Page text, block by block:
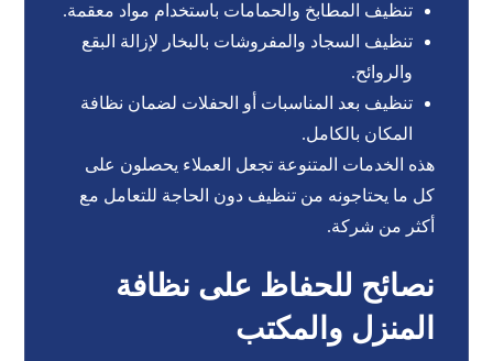
تنظيف المطابخ والحمامات باستخدام مواد معقمة.
تنظيف السجاد والمفروشات بالبخار لإزالة البقع
والروائح.
تنظيف بعد المناسبات أو الحفلات لضمان نظافة
المكان بالكامل.
هذه الخدمات المتنوعة تجعل العملاء يحصلون على
كل ما يحتاجونه من تنظيف دون الحاجة للتعامل مع
أكثر من شركة.
نصائح للحفاظ على نظافة
المنزل والمكتب